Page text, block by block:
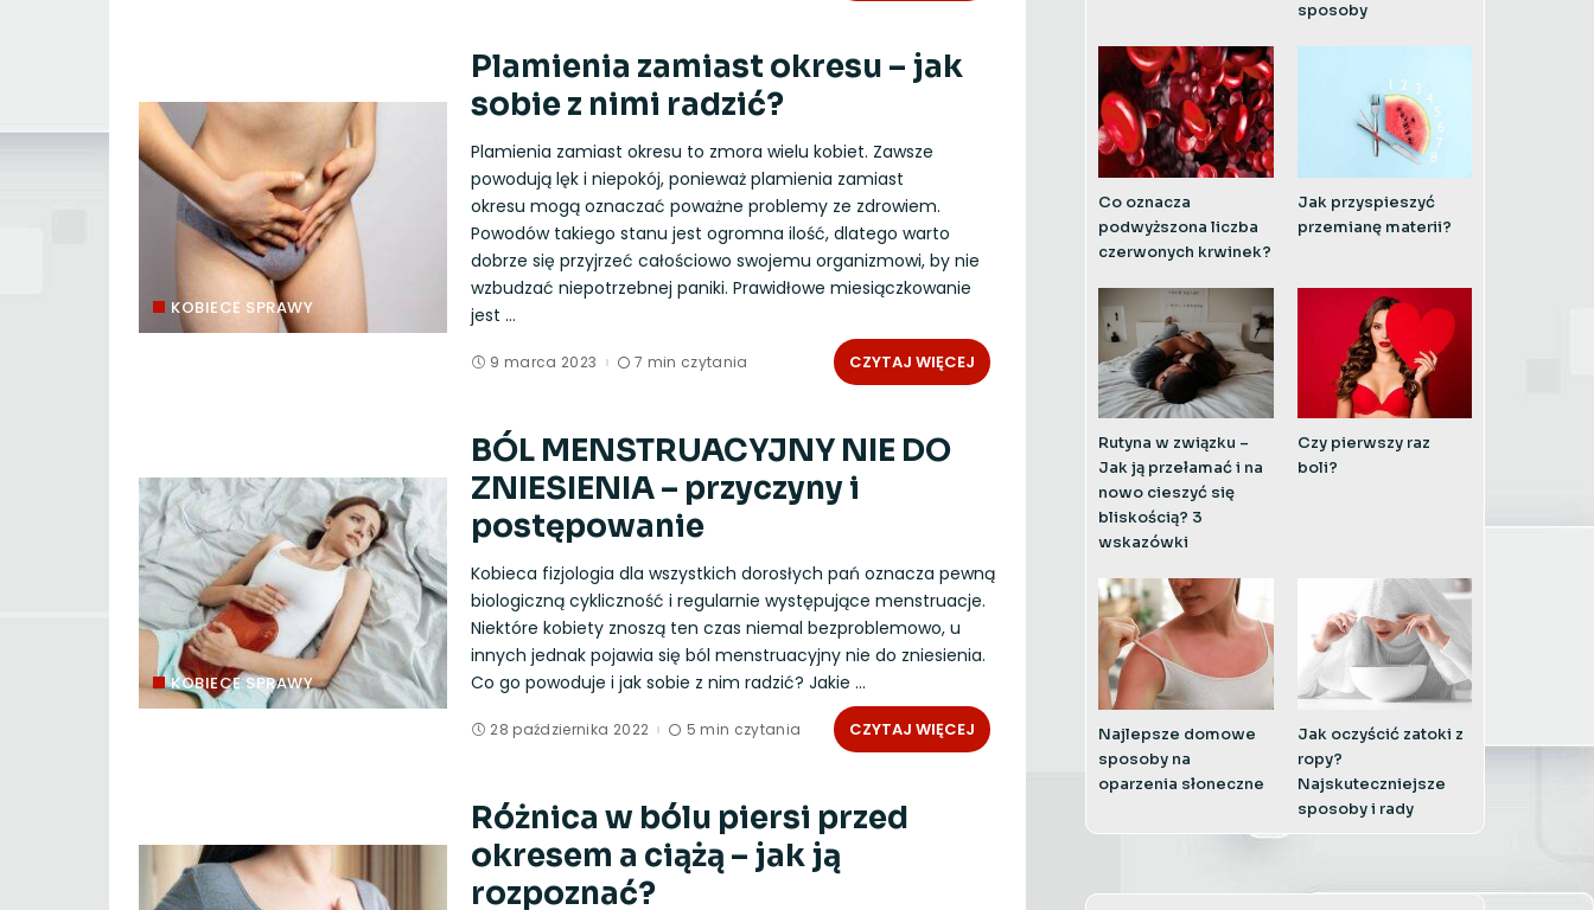
KOBIECE SPRAWY
Plamienia zamiast okresu – jak
sobie z nimi radzić?
Plamienia zamiast okresu to zmora wielu kobiet. Zawsze
powodują lęk i niepokój, ponieważ plamienia zamiast
okresu mogą oznaczać poważne problemy ze zdrowiem.
Powodów takiego stanu jest ogromna ilość, dlatego warto
dobrze się przyjrzeć całościowo swojemu organizmowi, by nie
wzbudzać niepotrzebnej paniki. Prawidłowe miesiączkowanie
jest ...
9 marca 2023 7 min czytania CZYTAJ WIĘCEJ
KOBIECE SPRAWY
BÓL MENSTRUACYJNY NIE DO
ZNIESIENIA – przyczyny i
postępowanie
Kobieca fizjologia dla wszystkich dorosłych pań oznacza pewną
biologiczną cykliczność i regularnie występujące menstruacje.
Niektóre kobiety znoszą ten czas niemal bezproblemowo, u
innych jednak pojawia się ból menstruacyjny nie do zniesienia.
Co go powoduje i jak sobie z nim radzić? Jakie ...
28 października 2022 5 min czytania CZYTAJ WIĘCEJ
Różnica w bólu piersi przed
okresem a ciążą – jak ją
rozpoznać?
sposoby
Co oznacza
podwyższona liczba
czerwonych krwinek?
Jak przyspieszyć
przemianę materii?
Rutyna w związku –
Jak ją przełamać i na
nowo cieszyć się
bliskością? 3
wskazówki
Czy pierwszy raz
boli?
Najlepsze domowe
sposoby na
oparzenia słoneczne
Jak oczyścić zatoki z
ropy?
Najskuteczniejsze
sposoby i rady